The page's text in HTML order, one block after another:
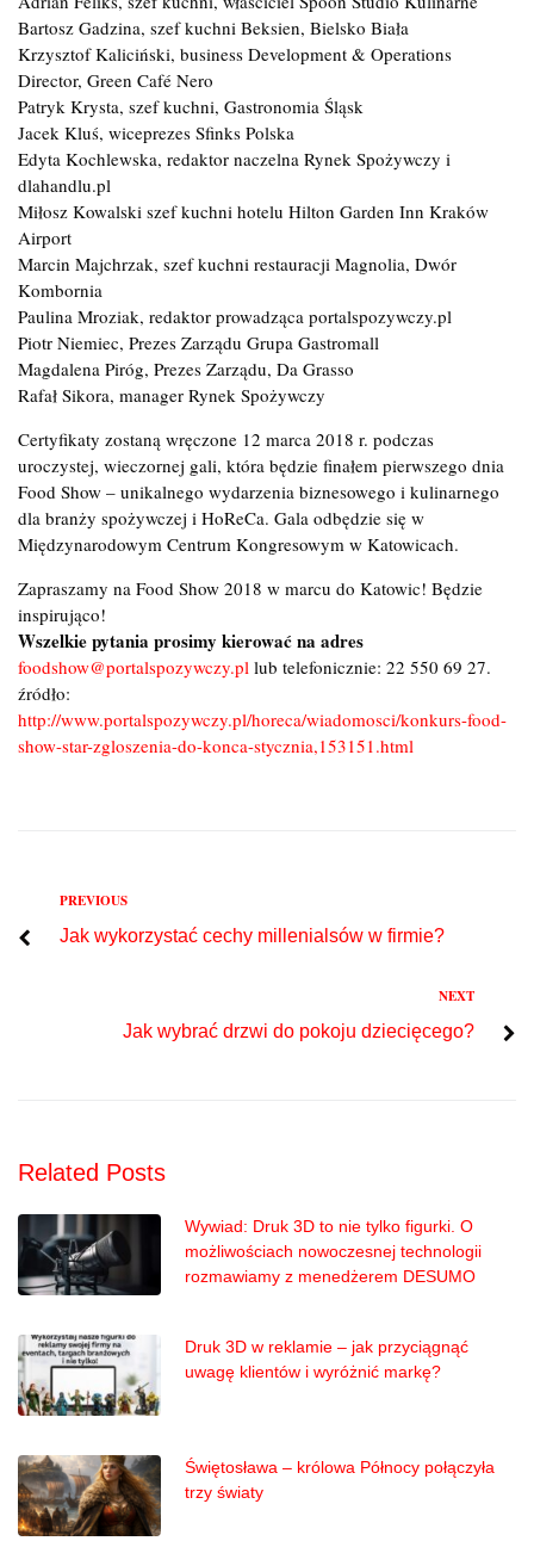
Bartosz Gadzina, szef kuchni Beksien, Bielsko Biała
Krzysztof Kaliciński, business Development & Operations
Director, Green Café Nero
Patryk Krysta, szef kuchni, Gastronomia Śląsk
Jacek Kluś, wiceprezes Sfinks Polska
Edyta Kochlewska, redaktor naczelna Rynek Spożywczy i
dlahandlu.pl
Miłosz Kowalski szef kuchni hotelu Hilton Garden Inn Kraków
Airport
Marcin Majchrzak, szef kuchni restauracji Magnolia, Dwór
Kombornia
Paulina Mroziak, redaktor prowadząca portalspozywczy.pl
Piotr Niemiec, Prezes Zarządu Grupa Gastromall
Magdalena Piróg, Prezes Zarządu, Da Grasso
Rafał Sikora, manager Rynek Spożywczy
Certyfikaty zostaną wręczone 12 marca 2018 r. podczas
uroczystej, wieczornej gali, która będzie finałem pierwszego dnia
Food Show – unikalnego wydarzenia biznesowego i kulinarnego
dla branży spożywczej i HoReCa. Gala odbędzie się w
Międzynarodowym Centrum Kongresowym w Katowicach.
Zapraszamy na Food Show 2018 w marcu do Katowic! Będzie
inspirująco!
Wszelkie pytania prosimy kierować na adres
foodshow@portalspozywczy.pl lub telefonicznie: 22 550 69 27.
źródło:
http://www.portalspozywczy.pl/horeca/wiadomosci/konkurs-food-
show-star-zgloszenia-do-konca-stycznia,153151.html
Nawigacja
wpisu
Previous
PREVIOUS
Jak wykorzystać cechy millenialsów w firmie?
NEXT
Jak wybrać drzwi do pokoju dziecięcego?
Related Posts
Wywiad: Druk 3D to nie tylko figurki. O
możliwościach nowoczesnej technologii
rozmawiamy z menedżerem DESUMO
Druk 3D w reklamie – jak przyciągnąć
uwagę klientów i wyróżnić markę?
Świętosława – królowa Północy połączyła
trzy światy